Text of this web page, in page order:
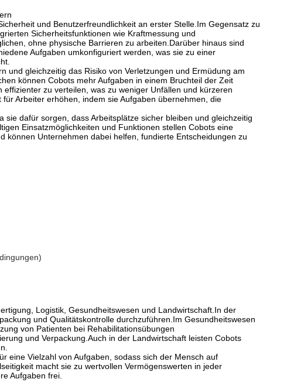
und Benutzerfreundlichkeit an erster Stelle.Im Gegensatz zu
Sicherheitsfunktionen wie Kraftmessung und
ohne physische Barrieren zu arbeiten.Darüber hinaus sind
Aufgaben umkonfiguriert werden, was sie zu einer
und gleichzeitig das Risiko von Verletzungen und Ermüdung am
können Cobots mehr Aufgaben in einem Bruchteil der Zeit
zu verteilen, was zu weniger Unfällen und kürzeren
Arbeiter erhöhen, indem sie Aufgaben übernehmen, die
dafür sorgen, dass Arbeitsplätze sicher bleiben und gleichzeitig
Einsatzmöglichkeiten und Funktionen stellen Cobots eine
können Unternehmen dabei helfen, fundierte Entscheidungen zu
Logistik, Gesundheitswesen und Landwirtschaft.In der
und Qualitätskontrolle durchzuführen.Im Gesundheitswesen
von Patienten bei Rehabilitationsübungen
und Verpackung.Auch in der Landwirtschaft leisten Cobots
eine Vielzahl von Aufgaben, sodass sich der Mensch auf
macht sie zu wertvollen Vermögenswerten in jeder
Aufgaben frei.